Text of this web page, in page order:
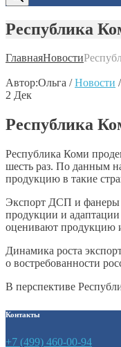
Республика
ГлавнаяНовости
Автор:Ольга / Новости /
2 Дек
Республика
Республика Коми
шесть раз. По данным
продукцию в такие
Экспорт ДСП и фанеры
продукции и
оценивают продукцию
Динамика роста
о востребованности
В перспективе
Контакты
+7 (499) 460-00-94